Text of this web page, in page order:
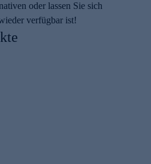
oder lassen Sie sich
verfügbar ist!